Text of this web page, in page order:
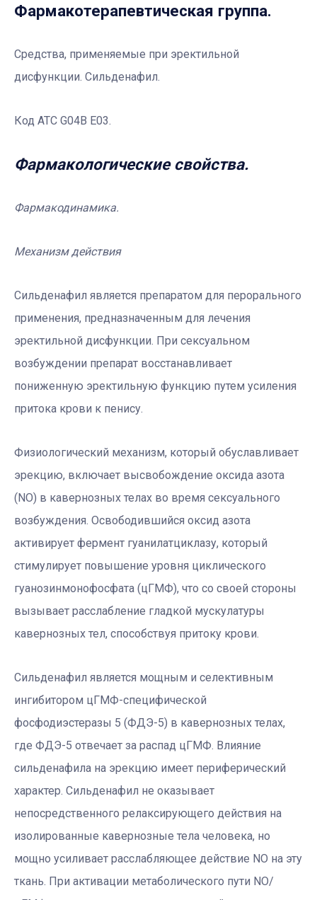
Фармакотерапевтическая группа.
Средства, применяемые при эректильной
дисфункции. Сильденафил.
Код АТС G04B E03.
Фармакологические свойства.
Фармакодинамика.
Механизм действия
Сильденафил является препаратом для перорального
применения, предназначенным для лечения
эректильной дисфункции. При сексуальном
возбуждении препарат восстанавливает
пониженную эректильную функцию путем усиления
притока крови к пенису.
Физиологический механизм, который обуславливает
эрекцию, включает высвобождение оксида азота
(NO) в кавернозных телах во время сексуального
возбуждения. Освободившийся оксид азота
активирует фермент гуанилатциклазу, который
стимулирует повышение уровня циклического
гуанозинмонофосфата (цГМФ), что со своей стороны
вызывает расслабление гладкой мускулатуры
кавернозных тел, способствуя притоку крови.
Сильденафил является мощным и селективным
ингибитором цГМФ-специфической
фосфодиэстеразы 5 (ФДЭ-5) в кавернозных телах,
где ФДЭ-5 отвечает за распад цГМФ. Влияние
сильденафила на эрекцию имеет периферический
характер. Сильденафил не оказывает
непосредственного релаксирующего действия на
изолированные кавернозные тела человека, но
мощно усиливает расслабляющее действие NO на эту
ткань. При активации метаболического пути NO/